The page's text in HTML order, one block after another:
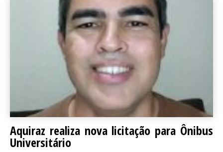
Aquiraz realiza nova licitação para Ônibus
Universitário